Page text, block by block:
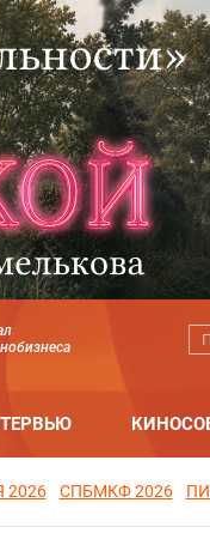
2026 СПБМКФ 2026